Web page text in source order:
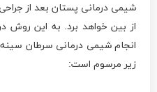
شیمی درمانی پستان بعد از
از بین خواهد برد. به این روش
انجام شیمی درمانی سرطان سینه
زیر مرسوم است: